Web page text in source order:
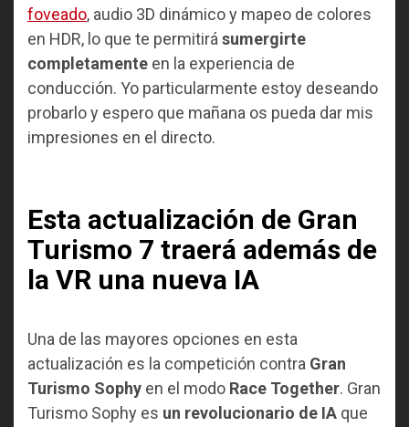
foveado, audio 3D dinámico y mapeo de colores
en HDR, lo que te permitirá sumergirte
completamente en la experiencia de
conducción. Yo particularmente estoy deseando
probarlo y espero que mañana os pueda dar mis
impresiones en el directo.
Esta actualización de Gran
Turismo 7 traerá además de
la VR una nueva IA
Una de las mayores opciones en esta
actualización es la competición contra Gran
Turismo Sophy en el modo Race Together. Gran
Turismo Sophy es un revolucionario de IA que